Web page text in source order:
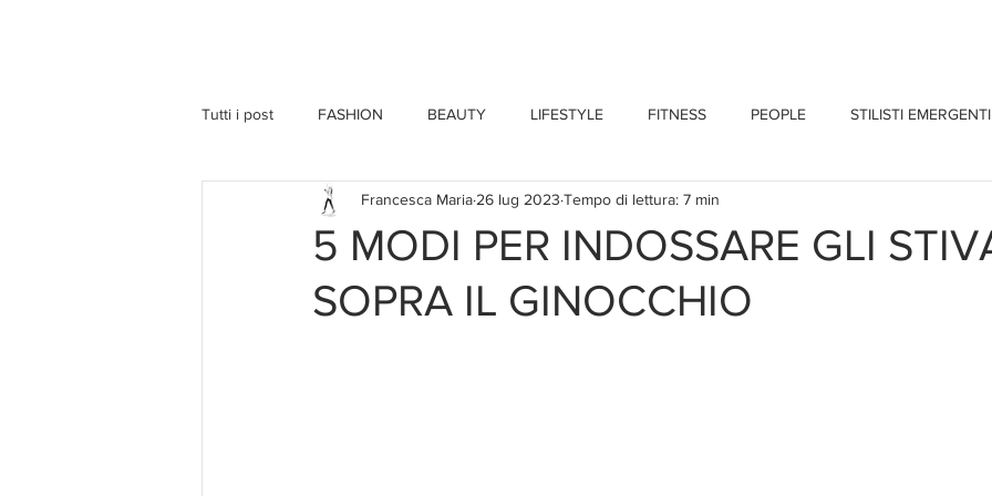
Tutti i post FASHION BEAUTY LIFESTYLE FITNESS PEOPLE STILISTI EMERGENTI
5 MODI PER INDOSSARE GLI
SOPRA IL GINOCCHIO
Francesca Maria 26 lug 2023 Tempo di lettura: 7 min